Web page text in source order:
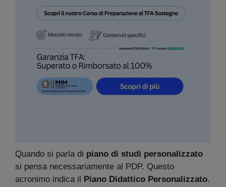
Quando si parla di piano di studi personalizzato
si pensa necessariamente al PDP. Questo
acronimo indica il
Piano Didattico Personalizzato.